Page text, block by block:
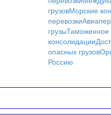
грузовМорские
перевозки
грузы
консолидации
опасных грузов
Россию